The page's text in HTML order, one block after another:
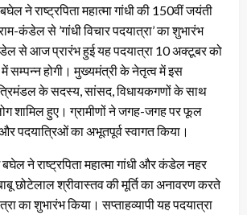
ने राष्ट्रपिता महात्मा गांधी की 150वीं जयंती
कंडेल से ’गांधी विचार पदयात्रा’ का शुभारंभ
से आज प्रारंभ हुई यह पदयात्रा 10 अक्टूबर को
में सम्पन्न होगी। मुख्यमंत्री के नेतृत्व में इस
के सदस्य, सांसद, विधायकगणों के साथ
शामिल हुए। ग्रामीणों ने जगह-जगह पर फूल
पदयात्रिओं का अभूतपूर्व स्वागत किया।
ने राष्ट्रपिता महात्मा गांधी और कंडेल नहर
छोटेलाल श्रीवास्तव की मूर्ति का अनावरण करते
का शुभारंभ किया। सप्ताहव्यापी यह पदयात्रा